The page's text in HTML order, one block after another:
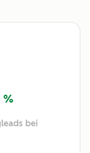
%
bei